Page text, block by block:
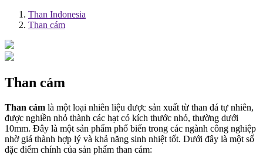
Than Indonesia
Than cám
Than cám
Than cám là một loại nhiên liệu được sản xuất từ than đá tự nhiên,
được nghiền nhỏ thành các hạt có kích thước nhỏ, thường dưới
10mm. Đây là một sản phẩm phổ biến trong các ngành công nghiệp
nhờ giá thành hợp lý và khả năng sinh nhiệt tốt. Dưới đây là một số
đặc điểm chính của sản phẩm than cám: